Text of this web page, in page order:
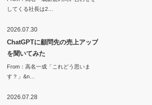
してくる社長は2…
2026.07.30
ChatGPTに顧問先の売上アップ
を聞いてみた
From：高名一成「これどう思いま
す？」&n…
2026.07.28